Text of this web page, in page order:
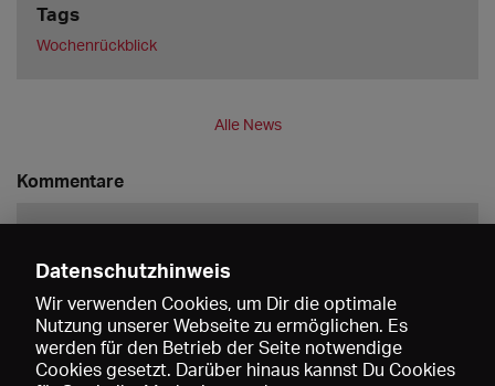
Tags
Wochenrückblick
Alle News
Kommentare
Speichern
Datenschutzhinweis
Wir verwenden Cookies, um Dir die optimale
Nutzung unserer Webseite zu ermöglichen. Es
werden für den Betrieb der Seite notwendige
Cookies gesetzt. Darüber hinaus kannst Du Cookies